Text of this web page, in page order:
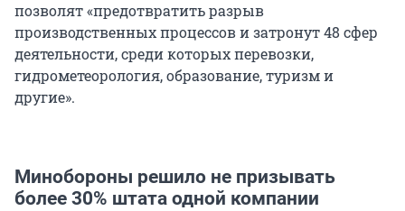
позволят «предотвратить разрыв
производственных процессов и затронут 48 сфер
деятельности, среди которых перевозки,
гидрометеорология, образование, туризм и
другие».
Минобороны решило не призывать
более 30% штата одной компании